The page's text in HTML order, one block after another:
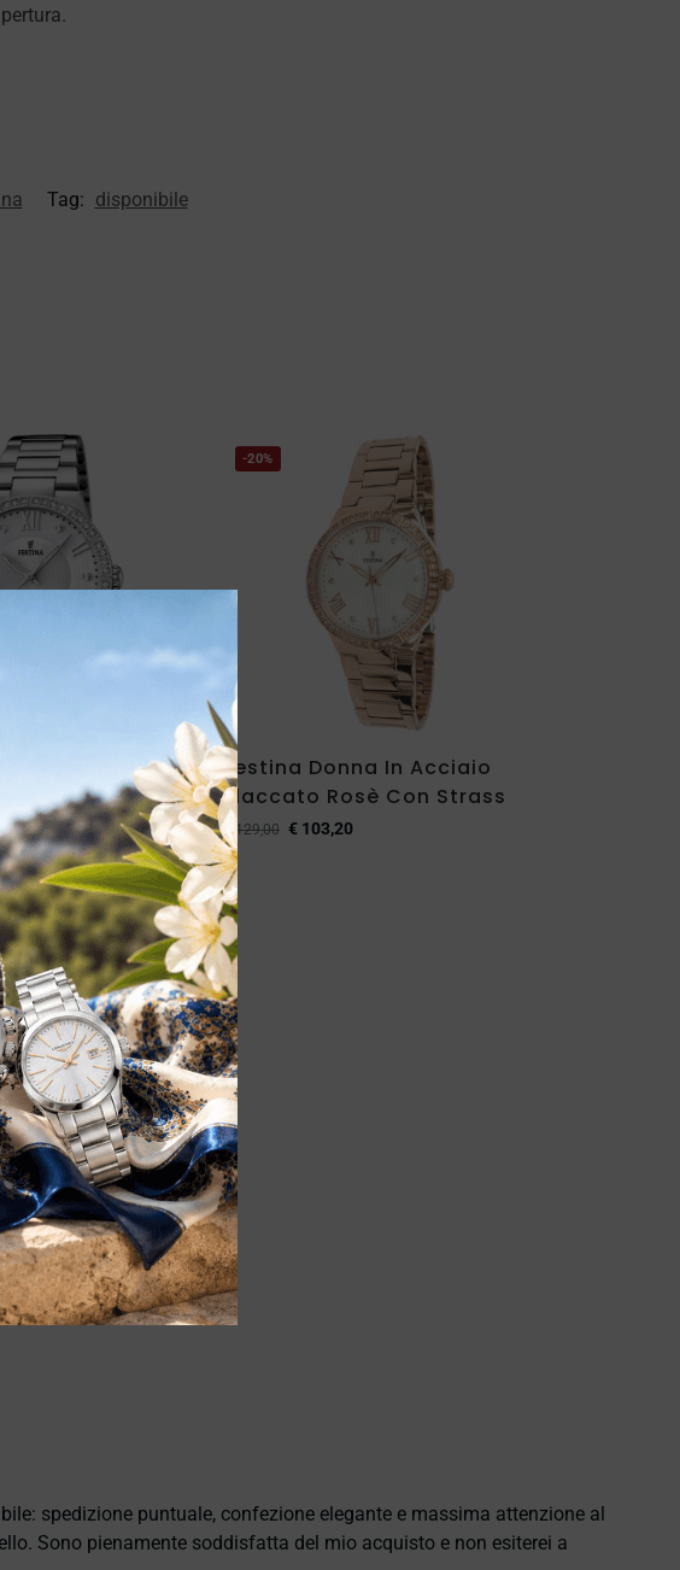
Tag: disponibile
IMMEDIATA
In Acciaio
Argentè e
-20%
Festina Donna In Acciaio
Placcato Rosè Con Strass
€129,00 € 103,20
spedizione puntuale, confezione elegante e massima attenzione al
Sono pienamente soddisfatta del mio acquisto e non esiterei a